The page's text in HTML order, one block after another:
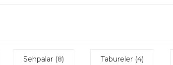
Sehpalar (8) Tabureler (4)